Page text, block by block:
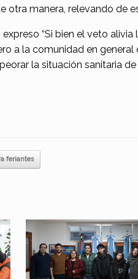
otra manera, relevando de
“Si bien el veto
a la comunidad en general
la situación sanitaria
feriantes